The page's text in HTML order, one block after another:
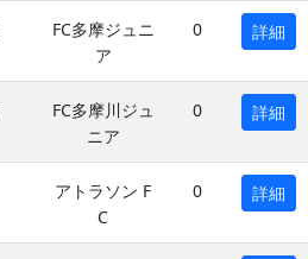
FC多摩ジュニ
ア
0 詳細
FC多摩川ジュ
ニア
0 詳細
アトラソン F
C
0 詳細